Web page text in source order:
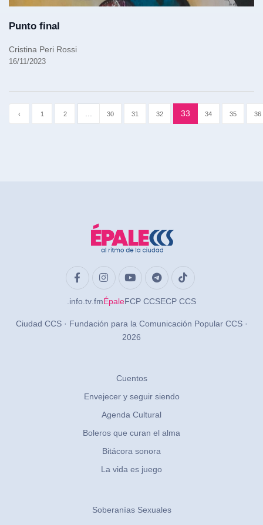
Punto final
Cristina Peri Rossi
16/11/2023
‹ 1 2 30 31 32 33 34 35 36
.info .tv .fmÉpaleFCP CCSECP CCS
Ciudad CCS · Fundación para la Comunicación Popular CCS ·
2026
Cuentos
Envejecer y seguir siendo
Agenda Cultural
Boleros que curan el alma
Bitácora sonora
La vida es juego
Soberanías Sexuales